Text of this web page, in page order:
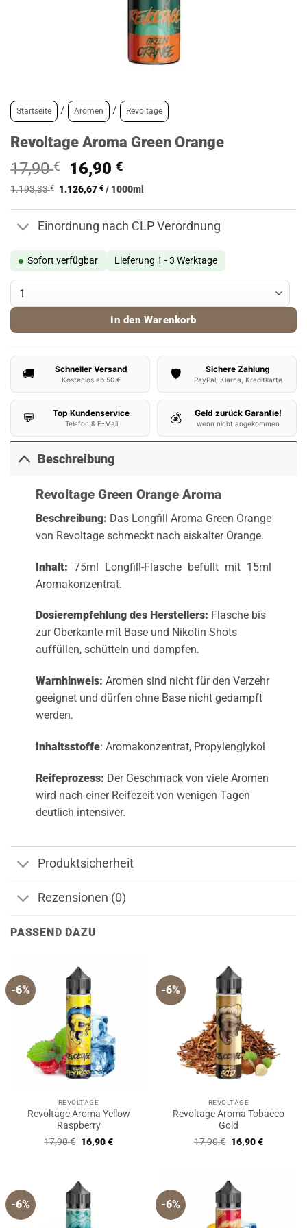
Startseite / Aromen / Revoltage
Revoltage Aroma Green Orange
17,90€
Ursprünglicher
Preis
17,90 €
16,90€Aktueller
Preis
16,90 €.
1.193,33€ 1.126,67€ / 1000ml
Einordnung nach CLP Verordnung
Sofort verfügbar Lieferung 1 - 3 Werktage
Revoltage Aroma Green Orange Menge
In den Warenkorb
🚚 Schneller Versand
Kostenlos ab 50 € 🛡️ Sichere Zahlung
PayPal, Klarna, Kreditkarte
💬 Top Kundenservice
Telefon & E-Mail 💰 Geld zurück Garantie!
wenn nicht angekommen
Beschreibung
Revoltage Green Orange Aroma
Beschreibung: Das Longfill Aroma Green Orange
von Revoltage schmeckt nach eiskalter Orange.
Inhalt: 75ml Longfill-Flasche befüllt mit 15ml
Aromakonzentrat.
Dosierempfehlung des Herstellers: Flasche bis
zur Oberkante mit Base und Nikotin Shots
auffüllen, schütteln und dampfen.
Warnhinweis: Aromen sind nicht für den Verzehr
geeignet und dürfen ohne Base nicht gedampft
werden.
Inhaltsstoffe: Aromakonzentrat, Propylenglykol
Reifeprozess: Der Geschmack von viele Aromen
wird nach einer Reifezeit von wenigen Tagen
deutlich intensiver.
Produktsicherheit
Rezensionen (0)
PASSEND DAZU
-6%
REVOLTAGE
Revoltage Aroma Yellow
Raspberry
17,90€ Ursprünglicher
Preis
16,90€Aktueller
-6%
REVOLTAGE
Revoltage Aroma Tobacco
Gold
17,90€ Ursprünglicher
Preis
16,90€Aktueller
-6% -6%